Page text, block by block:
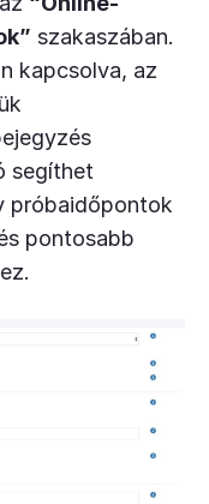
szakaszában.
kapcsolva, az
segíthet
próbaidőpontok
pontosabb